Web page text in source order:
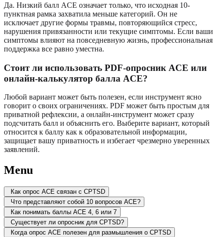
Да. Низкий балл ACE означает только, что исходная 10-
пунктная рамка захватила меньше категорий. Он не
исключает другие формы травмы, повторяющийся стресс,
нарушения привязанности или текущие симптомы. Если ваши
симптомы влияют на повседневную жизнь, профессиональная
поддержка все равно уместна.
Стоит ли использовать PDF-опросник ACE или
онлайн-калькулятор балла ACE?
Любой вариант может быть полезен, если инструмент ясно
говорит о своих ограничениях. PDF может быть простым для
приватной рефлексии, а онлайн-инструмент может сразу
подсчитать балл и объяснить его. Выберите вариант, который
относится к баллу как к образовательной информации,
защищает вашу приватность и избегает чрезмерно уверенных
заявлений.
Menu
Как опрос ACE связан с CPTSD
Что представляют собой 10 вопросов ACE?
Как понимать баллы ACE 4, 6 или 7
Существует ли опросник для CPTSD?
Когда опрос ACE полезен для размышления о CPTSD